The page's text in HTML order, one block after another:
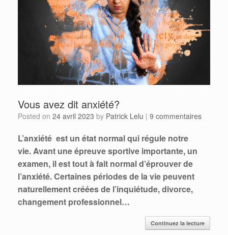
Vous avez dit anxiété?
Posted on 24 avril 2023 by Patrick Lelu | 9 commentaires
L’anxiété est un état normal qui régule notre
vie. Avant une épreuve sportive importante, un
examen, il est tout à fait normal d’éprouver de
l’anxiété. Certaines périodes de la vie peuvent
naturellement créées de l’inquiétude, divorce,
changement professionnel…
Continuez la lecture